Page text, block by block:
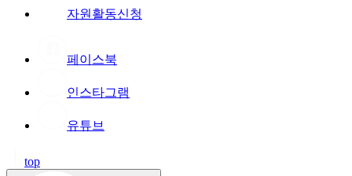
자원활동신청
페이스북
인스타그램
유튜브
top